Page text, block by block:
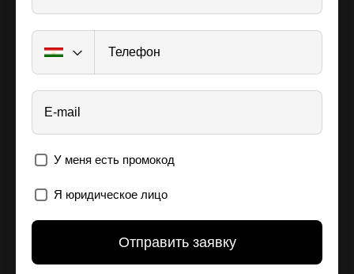
Телефон
E-mail
У меня есть промокод
Я юридическое лицо
Отправить заявку